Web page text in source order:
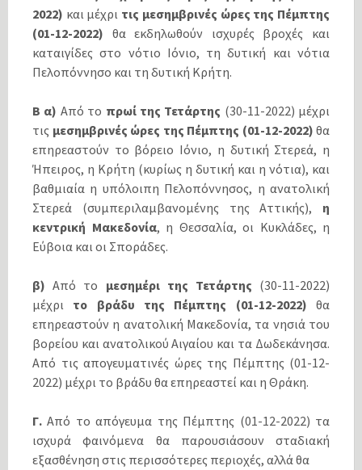
2022) και μέχρι τις μεσημβρινές ώρες της Πέμπτης
(01-12-2022) θα εκδηλωθούν ισχυρές βροχές και
καταιγίδες στο νότιο Ιόνιο, τη δυτική και νότια
Πελοπόννησο και τη δυτική Κρήτη.
Β α) Από το πρωί της Τετάρτης (30-11-2022) μέχρι
τις μεσημβρινές ώρες της Πέμπτης (01-12-2022) θα
επηρεαστούν το βόρειο Ιόνιο, η δυτική Στερεά, η
Ήπειρος, η Κρήτη (κυρίως η δυτική και η νότια), και
βαθμιαία η υπόλοιπη Πελοπόννησος, η ανατολική
Στερεά (συμπεριλαμβανομένης της Αττικής), η
κεντρική Μακεδονία, η Θεσσαλία, οι Κυκλάδες, η
Εύβοια και οι Σποράδες.
β) Από το μεσημέρι της Τετάρτης (30-11-2022)
μέχρι το βράδυ της Πέμπτης (01-12-2022) θα
επηρεαστούν η ανατολική Μακεδονία, τα νησιά του
βορείου και ανατολικού Αιγαίου και τα Δωδεκάνησα.
Από τις απογευματινές ώρες της Πέμπτης (01-12-
2022) μέχρι το βράδυ θα επηρεαστεί και η Θράκη.
Γ.Από το απόγευμα της Πέμπτης (01-12-2022) τα
ισχυρά φαινόμενα θα παρουσιάσουν σταδιακή
εξασθένηση στις περισσότερες περιοχές, αλλά θα